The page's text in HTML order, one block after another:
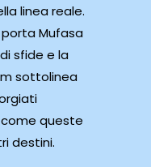
linea reale.
Mufasa
sfide e la
sottolinea
queste
destini.